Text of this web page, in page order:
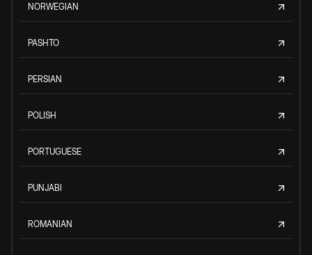
NORWEGIAN
PASHTO
PERSIAN
POLISH
PORTUGUESE
PUNJABI
ROMANIAN